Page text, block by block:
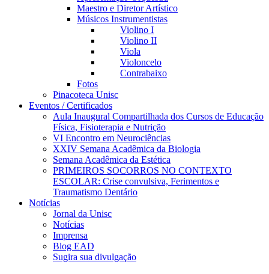
Maestro e Diretor Artístico
Músicos Instrumentistas
Violino I
Violino II
Viola
Violoncelo
Contrabaixo
Fotos
Pinacoteca Unisc
Eventos / Certificados
Aula Inaugural Compartilhada dos Cursos de Educação
Física, Fisioterapia e Nutrição
VI Encontro em Neurociências
XXIV Semana Acadêmica da Biologia
Semana Acadêmica da Estética
PRIMEIROS SOCORROS NO CONTEXTO
ESCOLAR: Crise convulsiva, Ferimentos e
Traumatismo Dentário
Notícias
Jornal da Unisc
Notícias
Imprensa
Blog EAD
Sugira sua divulgação